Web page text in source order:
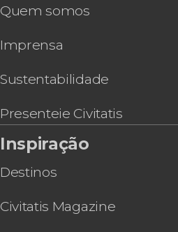
Tour de lancha pelas praias
Cruzeiro privado por
Trilha e caiaque pelo Parque
Tour de quadriciclo e
Nacional Los Haitises
Ferry a Sabana de la Mar
Quem somos
Imprensa
Sustentabilidade
Presenteie Civitatis
Inspiração
Destinos
Civitatis Magazine